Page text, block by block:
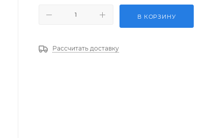
В КОРЗИНУ
Рассчитать доставку